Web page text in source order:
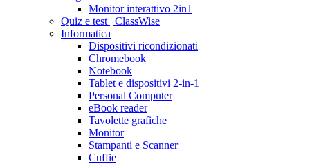
Monitor interattivo 2in1
Quiz e test | ClassWise
Informatica
Dispositivi ricondizionati
Chromebook
Notebook
Tablet e dispositivi 2-in-1
Personal Computer
eBook reader
Tavolette grafiche
Monitor
Stampanti e Scanner
Cuffie